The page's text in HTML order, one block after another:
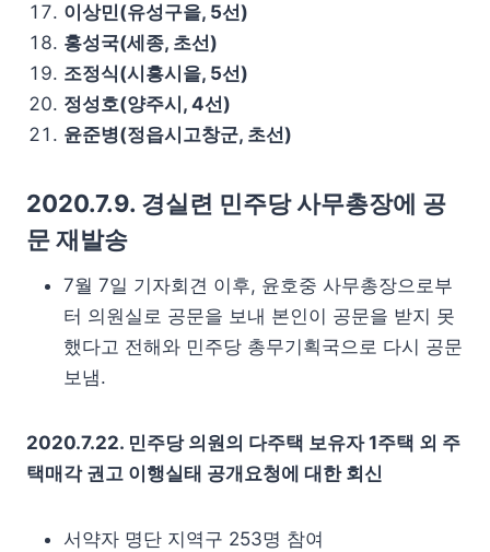
이상민(유성구을, 5선)
홍성국(세종, 초선)
조정식(시흥시을, 5선)
정성호(양주시, 4선)
윤준병(정읍시고창군, 초선)
2020.7.9. 경실련 민주당 사무총장에 공
문 재발송
7월 7일 기자회견 이후, 윤호중 사무총장으로부
터 의원실로 공문을 보내 본인이 공문을 받지 못
했다고 전해와 민주당 총무기획국으로 다시 공문
보냄.
2020.7.22. 민주당 의원의 다주택 보유자 1주택 외 주
택매각 권고 이행실태 공개요청에 대한 회신
서약자 명단 지역구 253명 참여